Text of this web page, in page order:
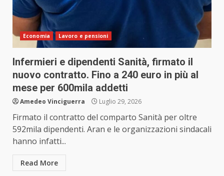
Economia Lavoro e pensioni
Infermieri e dipendenti Sanità, firmato il
nuovo contratto. Fino a 240 euro in più al
mese per 600mila addetti
Amedeo Vinciguerra Luglio 29, 2026
Firmato il contratto del comparto Sanità per oltre
592mila dipendenti. Aran e le organizzazioni sindacali
hanno infatti...
Read More